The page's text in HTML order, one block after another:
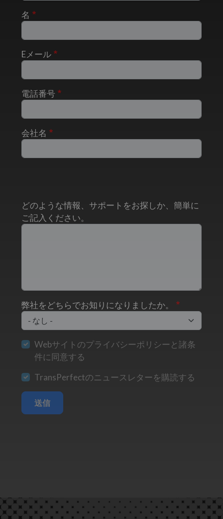
名
Eメール
電話番号
会社名
どのような情報、サポートをお探しか、簡単に
ご記入ください。
弊社をどちらでお知りになりましたか。
Webサイトのプライバシーポリシーと諸条
件に同意する
TransPerfectのニュースレターを購読する
送信